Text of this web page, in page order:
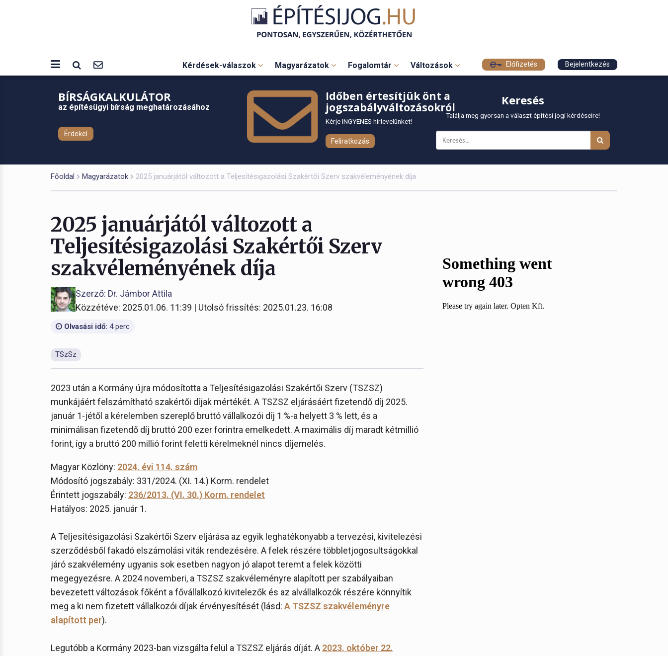
Kérdések-válaszok Magyarázatok Fogalomtár Változások Előfizetés Bejelentkezés
BÍRSÁGKALKULÁTOR
az építésügyi bírság meghatározásához
Érdekel
Időben értesítjük önt a
jogszabályváltozásokról
Kérje INGYENES hírlevelünket!
Feliratkozás
Keresés
Találja meg gyorsan a választ építési jogi kérdéseire!
Főoldal Magyarázatok 2025 januárjától változott a Teljesítésigazolási Szakértői Szerv szakvéleményének díja
2025 januárjától változott a
Teljesítésigazolási Szakértői Szerv
szakvéleményének díja
Szerző: Dr. Jámbor Attila
Közzétéve: 2025.01.06. 11:39 | Utolsó frissítés: 2025.01.23. 16:08
Olvasási idő: 4 perc
TSzSz
2023 után a Kormány újra módosította a Teljesítésigazolási Szakértői Szerv (TSZSZ)
munkájáért felszámítható szakértői díjak mértékét. A TSZSZ eljárásáért fizetendő díj 2025.
január 1-jétől a kérelemben szereplő bruttó vállalkozói díj 1 %-a helyett 3 % lett, és a
minimálisan fizetendő díj bruttó 200 ezer forintra emelkedett. A maximális díj maradt kétmillió
forint, így a bruttó 200 millió forint feletti kérelmeknél nincs díjemelés.
Magyar Közlöny: 2024. évi 114. szám
Módosító jogszabály: 331/2024. (XI. 14.) Korm. rendelet
Érintett jogszabály: 236/2013. (VI. 30.) Korm. rendelet
Hatályos: 2025. január 1.
A Teljesítésigazolási Szakértői Szerv eljárása az egyik leghatékonyabb a tervezési, kivitelezési
szerződésből fakadó elszámolási viták rendezésére. A felek részére többletjogosultságokkal
járó szakvélemény ugyanis sok esetben nagyon jó alapot teremt a felek közötti
megegyezésre. A 2024 novemberi, a TSZSZ szakvéleményre alapított per szabályaiban
bevezetett változások főként a fővállalkozó kivitelezők és az alvállalkozók részére könnyítik
meg a ki nem fizetett vállalkozói díjak érvényesítését (lásd: A TSZSZ szakvéleményre
alapított per).
Legutóbb a Kormány 2023-ban vizsgálta felül a TSZSZ eljárás díját. A 2023. október 22.